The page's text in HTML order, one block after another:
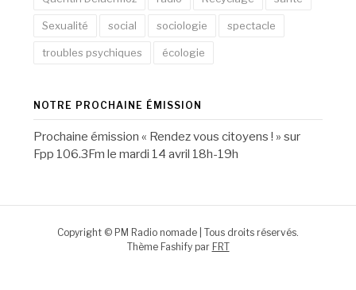
Sexualité social sociologie spectacle
troubles psychiques écologie
NOTRE PROCHAINE ÉMISSION
Prochaine émission « Rendez vous citoyens ! » sur
Fpp 106.3Fm le mardi 14 avril 18h-19h
Copyright © PM Radio nomade | Tous droits réservés.
Thème Fashify par FRT